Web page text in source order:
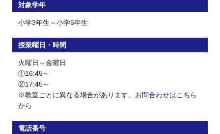
対象学年
小学3年生～小学6年生
授業曜日・時間
火曜日～金曜日
①16:45～
②17:45～
※教室ごとに異なる場合があります。 お問合わせはこちら
から
電話番号